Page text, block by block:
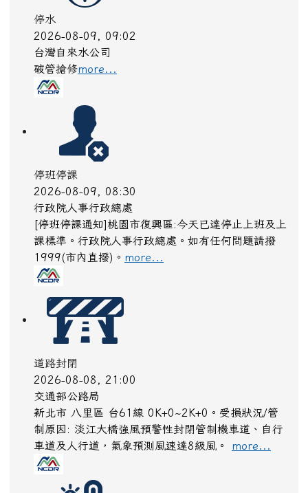
道路封閉
2026-08-08, 21:00
交通部公路局
新北市 八里區 台61線 0K+0~2K+0。受損狀況/管
制原因: 淡江大橋強風預警性封閉管制機車道、自行
車道及人行道，氣象預測風速達8級風。
高溫
2026-08-08, 16:48
第13號颱風外圍環流沉降影響，天氣高溫炎熱，東
半部地區有焚風發生的機率，今(8日)傍晚至晚間臺
東縣仍有局部36度以上高溫發生，明(9)日花蓮縣、
臺東縣為橙色燈號，有38度極端高溫出現的機率；
臺南市、金門縣為黃色燈號，請注意。